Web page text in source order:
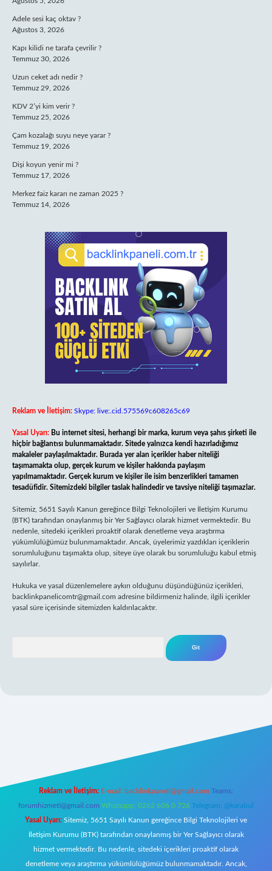
Adele sesi kaç oktav ?
Ağustos 3, 2026
Kapı kilidi ne tarafa çevrilir ?
Temmuz 30, 2026
Uzun ceket adı nedir ?
Temmuz 29, 2026
KDV 2’yi kim verir ?
Temmuz 25, 2026
Çam kozalağı suyu neye yarar ?
Temmuz 19, 2026
Dişi koyun yenir mi ?
Temmuz 17, 2026
Merkez faiz kararı ne zaman 2025 ?
Temmuz 14, 2026
Reklam ve İletişim: Skype: live:.cid.575569c608265c69
Yasal Uyarı: Bu internet sitesi, herhangi bir marka, kurum veya şahıs şirketi ile
hiçbir bağlantısı bulunmamaktadır. Sitede yalnızca kendi hazırladığımız
makaleler paylaşılmaktadır. Burada yer alan içerikler haber niteliği
taşımamakta olup, gerçek kurum ve kişiler hakkında paylaşım
yapılmamaktadır. Gerçek kurum ve kişiler ile isim benzerlikleri tamamen
tesadüfidir. Sitemizdeki bilgiler taslak halindedir ve tavsiye niteliği taşımazlar.
Sitemiz, 5651 Sayılı Kanun gereğince Bilgi Teknolojileri ve İletişim Kurumu
(BTK) tarafından onaylanmış bir Yer Sağlayıcı olarak hizmet vermektedir. Bu
nedenle, sitedeki içerikleri proaktif olarak denetleme veya araştırma
yükümlülüğümüz bulunmamaktadır. Ancak, üyelerimiz yazdıkları içeriklerin
sorumluluğunu taşımakta olup, siteye üye olarak bu sorumluluğu kabul etmiş
sayılırlar.
Hukuka ve yasal düzenlemelere aykırı olduğunu düşündüğünüz içerikleri,
backlinkpanelicomtr@gmail.com adresine bildirmeniz halinde, ilgili içerikler
yasal süre içerisinde sitemizden kaldırılacaktır.
Reklam ve İletişim: E-mail: backlinkpaneli@gmail.com Teams:
forumhizmeti@gmail.com Whatsapp: 0262 606 0 726 Telegram: @karabul
Yasal Uyarı: Sitemiz, 5651 Sayılı Kanun gereğince Bilgi Teknolojileri ve
İletişim Kurumu (BTK) tarafından onaylanmış bir Yer Sağlayıcı olarak
hizmet vermektedir. Bu nedenle, sitedeki içerikleri proaktif olarak
denetleme veya araştırma yükümlülüğümüz bulunmamaktadır. Ancak,